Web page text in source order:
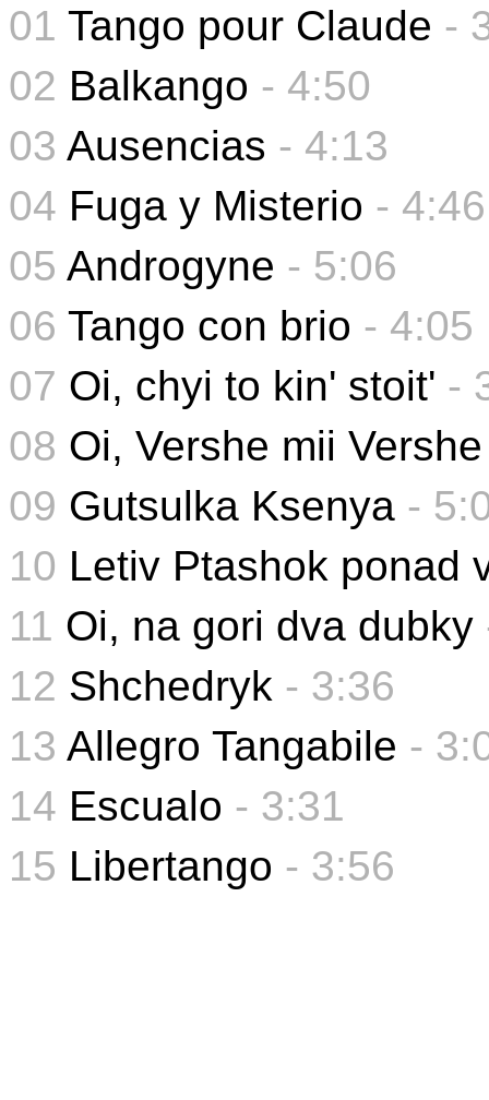
01 Tango pour Claude -
02 Balkango - 4:50
03 Ausencias - 4:13
04 Fuga y Misterio - 4:46
05 Androgyne - 5:06
06 Tango con brio - 4:05
07 Oi, chyi to kin' stoit' -
08 Oi, Vershe mii Vershe
09 Gutsulka Ksenya -
10 Letiv Ptashok ponad
11 Oi, na gori dva dubky
12 Shchedryk - 3:36
13 Allegro Tangabile -
14 Escualo - 3:31
15 Libertango - 3:56